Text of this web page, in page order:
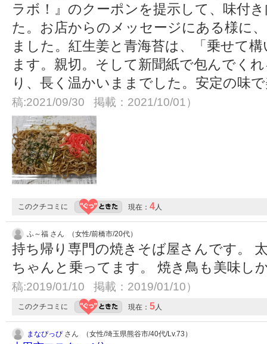
ラボ！』のクーポンを提示して、味付
た。お店からのメッセージにある様に
ました。紅生姜と青海苔は、「乗せて
ます。親切。そして新聞紙で包んでく
り、長く温かいままでした。安定の味
稿:2021/09/30 掲載：2021/10/01）
このクチコミに 現在： 4 人
ふ～福 さん （女性/前橋市/20代）
持ち帰り専門の焼きそば屋さんです。
ちゃんと乗ってます。 焼き鳥も美味し
稿:2019/01/10 掲載：2019/01/10）
このクチコミに 現在： 5 人
まなぴっぴさん （女性/埼玉県熊谷市/40代/Lv.73）